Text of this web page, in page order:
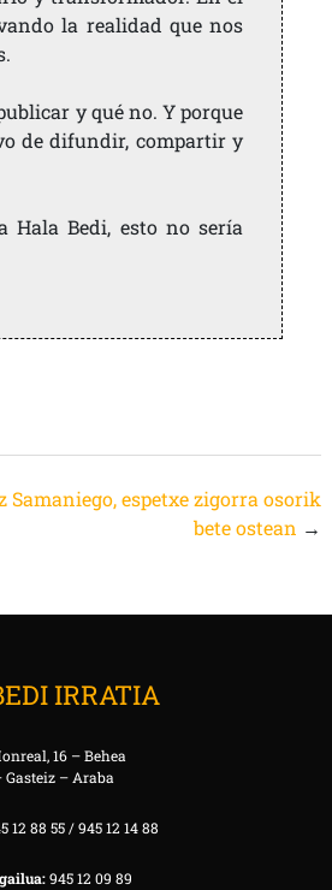
la realidad que nos
y qué no. Y porque
de difundir, compartir y
Hala Bedi, esto no sería
Samaniego, espetxe zigorra osorik
bete ostean →
IRRATIA
16 – Behea
Gasteiz – Araba
12 88 55 / 945 12 14 88
945 12 09 89